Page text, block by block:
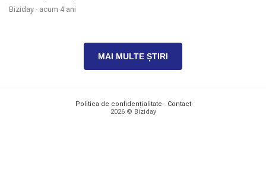
Biziday · acum 4 ani
MAI MULTE ȘTIRI
Politica de confidențialitate · Contact
2026 © Biziday